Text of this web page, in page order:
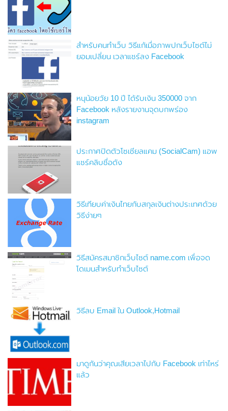
สำหรับคนทำเว็บ วิธีแก้เมื่อภาพปกเว็บไซต์ไม่
ยอมเปลี่ยน เวลาแชร์ลง Facebook
หนุน้อยวัย 10 ปี ได้รับเงิน 350000 จาก
Facebook หลังรายงานจุดบกพร่อง
instagram
ประกาศปิดตัวโซเชียลแคม (SocialCam) แอพ
แชร์คลิบชื่อดัง
วิธีเทียบค่าเงินไทยกับสกุลเงินต่างประเทศด้วย
วิธีง่ายๆ
วิธีสมัครสมาชิกเว็บไซต์ name.com เพื่อจด
โดเมนสำหรับทำเว็บไซต์
วิธีลบ Email ใน Outlook,Hotmail
มาดูกันว่าคุณเสียเวลาไปกับ Facebook เท่าไหร่
แล้ว